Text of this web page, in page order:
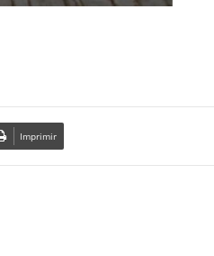
Imprimir